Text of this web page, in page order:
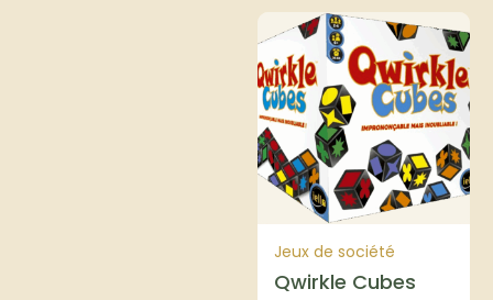
Jeux de société
Qwirkle Cubes